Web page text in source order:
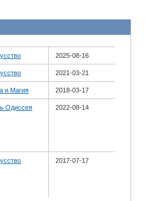
2025-08-16
2021-03-21
и Магия 2018-03-17
Одиссея 2022-08-14
2017-07-17